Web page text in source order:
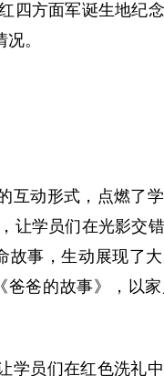
四方面军诞生地纪
。
动形式，点燃了
学员们在光影交错
事，生动展现了
爸的故事》，以
学员们在红色洗礼